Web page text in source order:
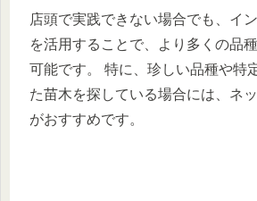
店頭で実践できない場合でも、イ
を活用することで、より多くの品
可能です。 特に、珍しい品種や特
た苗木を探している場合には、ネ
がおすすめです。